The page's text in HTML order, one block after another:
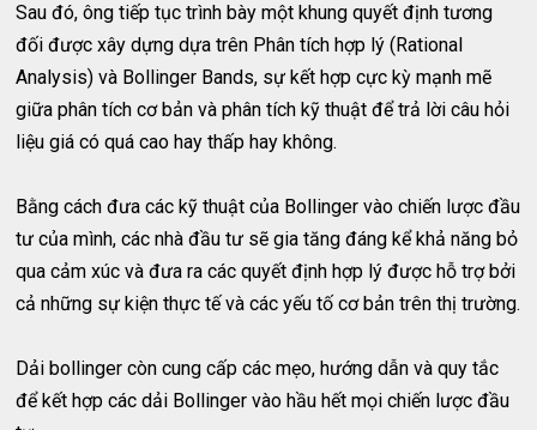
Sau đó, ông tiếp tục trình bày một khung quyết định tương
đối được xây dựng dựa trên Phân tích hợp lý (Rational
Analysis) và Bollinger Bands, sự kết hợp cực kỳ mạnh mẽ
giữa phân tích cơ bản và phân tích kỹ thuật để trả lời câu hỏi
liệu giá có quá cao hay thấp hay không.
Bằng cách đưa các kỹ thuật của Bollinger vào chiến lược đầu
tư của mình, các nhà đầu tư sẽ gia tăng đáng kể khả năng bỏ
qua cảm xúc và đưa ra các quyết định hợp lý được hỗ trợ bởi
cả những sự kiện thực tế và các yếu tố cơ bản trên thị trường.
Dải bollinger còn cung cấp các mẹo, hướng dẫn và quy tắc
để kết hợp các dải Bollinger vào hầu hết mọi chiến lược đầu